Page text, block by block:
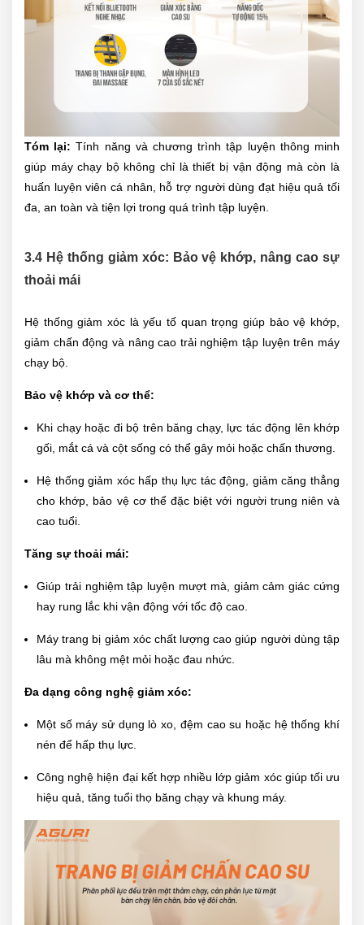
Tóm lại: Tính năng và chương trình tập luyện thông minh
giúp máy chạy bộ không chỉ là thiết bị vận động mà còn là
huấn luyện viên cá nhân, hỗ trợ người dùng đạt hiệu quả tối
đa, an toàn và tiện lợi trong quá trình tập luyện.
3.4 Hệ thống giảm xóc: Bảo vệ khớp, nâng cao sự
thoải mái
Hệ thống giảm xóc là yếu tố quan trọng giúp bảo vệ khớp,
giảm chấn động và nâng cao trải nghiệm tập luyện trên máy
chạy bộ.
Bảo vệ khớp và cơ thể:
Khi chạy hoặc đi bộ trên băng chạy, lực tác động lên khớp
gối, mắt cá và cột sống có thể gây mỏi hoặc chấn thương.
Hệ thống giảm xóc hấp thụ lực tác động, giảm căng thẳng
cho khớp, bảo vệ cơ thể đặc biệt với người trung niên và
cao tuổi.
Tăng sự thoải mái:
Giúp trải nghiệm tập luyện mượt mà, giảm cảm giác cứng
hay rung lắc khi vận động với tốc độ cao.
Máy trang bị giảm xóc chất lượng cao giúp người dùng tập
lâu mà không mệt mỏi hoặc đau nhức.
Đa dạng công nghệ giảm xóc:
Một số máy sử dụng lò xo, đệm cao su hoặc hệ thống khí
nén để hấp thụ lực.
Công nghệ hiện đại kết hợp nhiều lớp giảm xóc giúp tối ưu
hiệu quả, tăng tuổi thọ băng chạy và khung máy.